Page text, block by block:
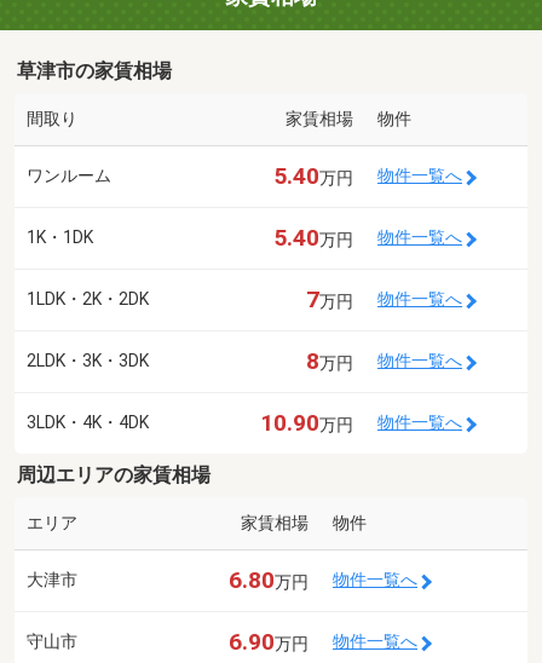
草津市の家賃相場
間取り 家賃相場 物件
ワンルーム 5.40万円 物件一覧へ
1K・1DK 5.40万円 物件一覧へ
1LDK・2K・2DK 7万円 物件一覧へ
2LDK・3K・3DK 8万円 物件一覧へ
3LDK・4K・4DK 10.90万円 物件一覧へ
周辺エリアの家賃相場
エリア 家賃相場 物件
大津市 6.80万円 物件一覧へ
守山市 6.90万円 物件一覧へ